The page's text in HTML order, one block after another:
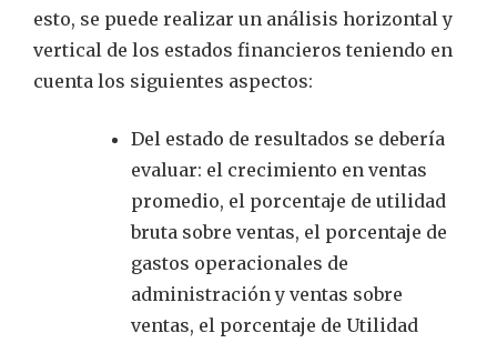
esto, se puede realizar un análisis horizontal y
vertical de los estados financieros teniendo en
cuenta los siguientes aspectos:
Del estado de resultados se debería
evaluar: el crecimiento en ventas
promedio, el porcentaje de utilidad
bruta sobre ventas, el porcentaje de
gastos operacionales de
administración y ventas sobre
ventas, el porcentaje de Utilidad